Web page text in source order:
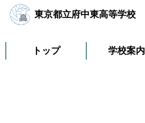
東京都立府中東高等学校
トップ 学校案内